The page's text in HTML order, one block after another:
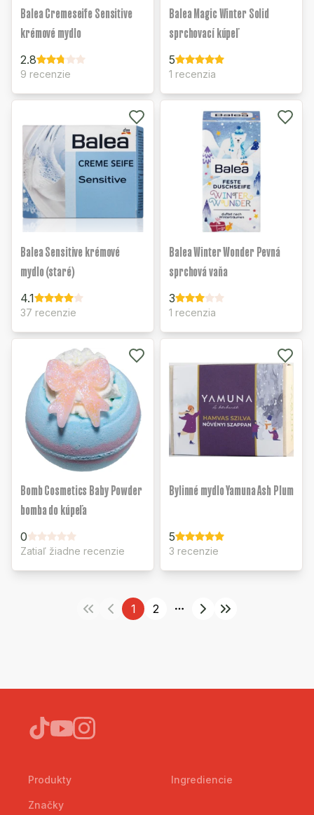
Balea Cremeseife Sensitive
krémové mydlo
2.8
9 recenzie
Balea Magic Winter Solid
sprchovací kúpeľ
5
1 recenzia
Balea Sensitive krémové
mydlo (staré)
4.1
37 recenzie
Balea Winter Wonder Pevná
sprchová vaňa
3
1 recenzia
Bomb Cosmetics Baby Powder
bomba do kúpeľa
0
Zatiaľ žiadne recenzie
Bylinné mydlo Yamuna Ash Plum
5
3 recenzie
1 2
More pages
Produkty
Značky
Ingrediencie